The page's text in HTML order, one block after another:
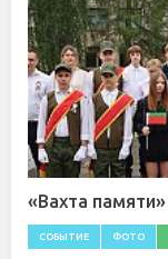
«Вахта памяти»
СОБЫТИЕ ФОТО